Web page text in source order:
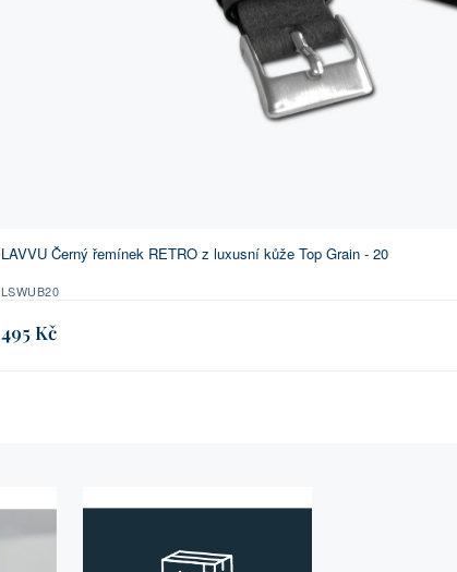
LAVVU Černý řemínek RETRO z luxusní kůže Top Grain - 20
LSWUB20
495 Kč